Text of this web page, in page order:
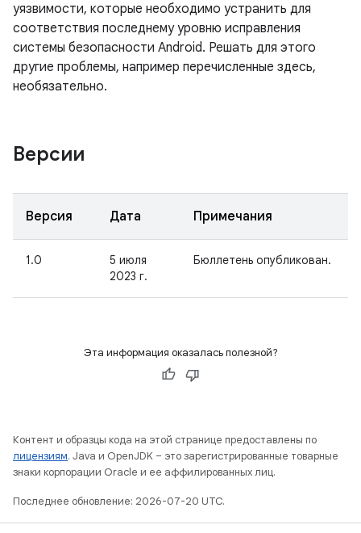
уязвимости, которые необходимо устранить для
соответствия последнему уровню исправления
системы безопасности Android. Решать для этого
другие проблемы, например перечисленные здесь,
необязательно.
Версии
Версия Дата Примечания
1.0
5 июля
2023 г.
Бюллетень опубликован.
Эта информация оказалась полезной?
Контент и образцы кода на этой странице предоставлены по
лицензиям. Java и OpenJDK – это зарегистрированные товарные
знаки корпорации Oracle и ее аффилированных лиц.
Последнее обновление: 2026-07-20 UTC.